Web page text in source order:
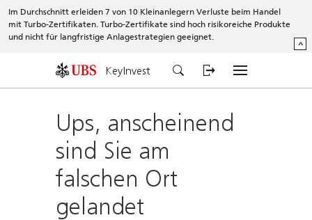
Im Durchschnitt erleiden 7 von 10 Kleinanlegern Verluste beim Handel
mit Turbo-Zertifikaten. Turbo-Zertifikate sind hoch risikoreiche Produkte
und nicht für langfristige Anlagestrategien geeignet.
^
KeyInvest
Ups, anscheinend
sind Sie am
falschen Ort
gelandet